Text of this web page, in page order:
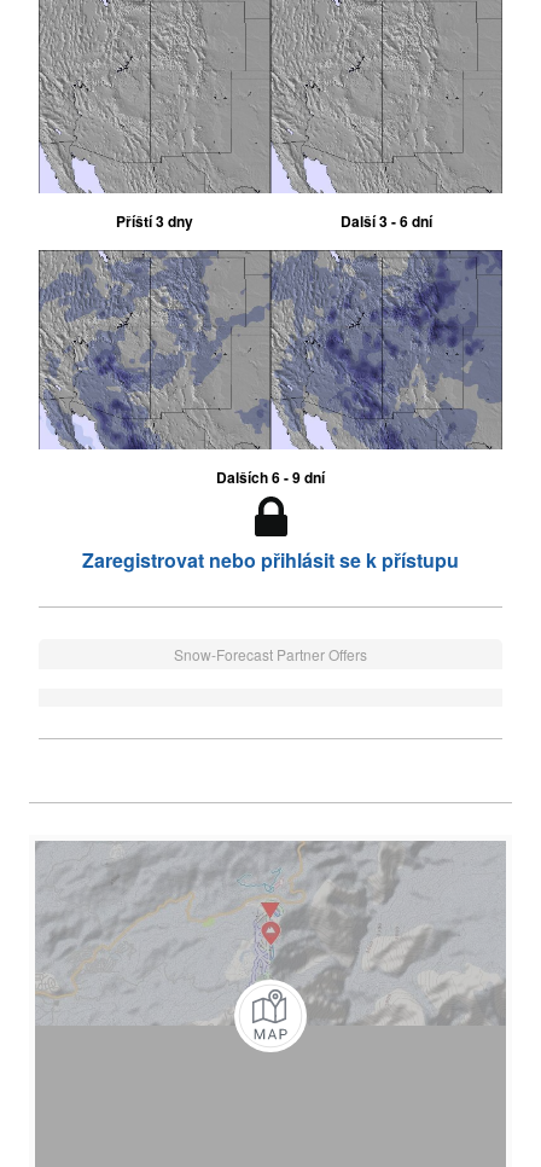
Příští 3 dny Další 3 - 6 dní
Dalších 6 - 9 dní
Zaregistrovat nebo přihlásit se k přístupu
Snow-Forecast Partner Offers